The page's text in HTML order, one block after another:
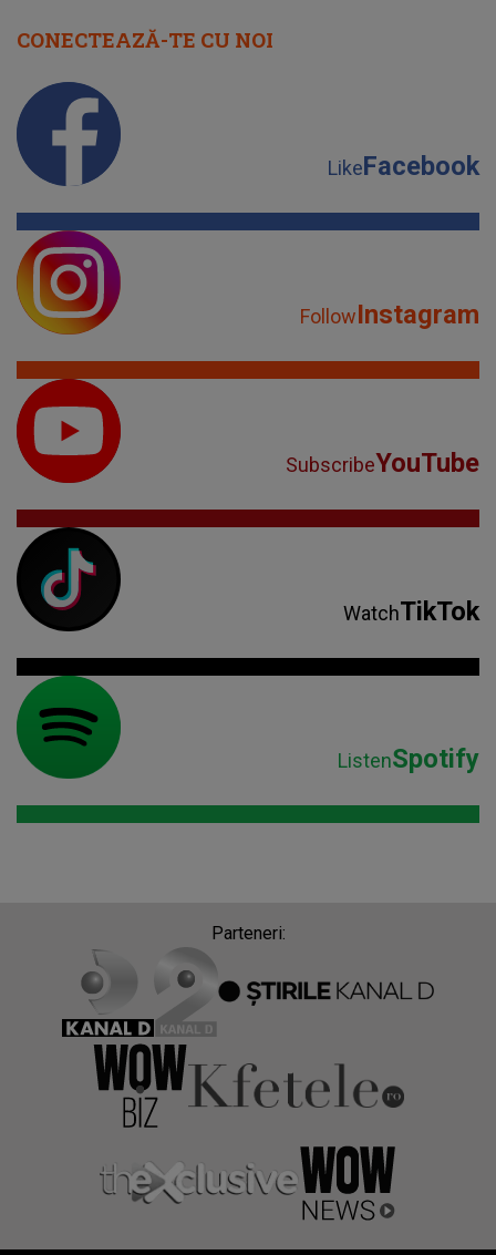
CONECTEAZĂ-TE CU NOI
LikeFacebook
FollowInstagram
SubscribeYouTube
WatchTikTok
ListenSpotify
Parteneri: